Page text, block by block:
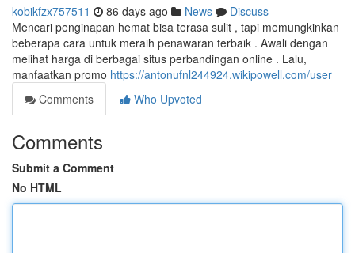
kobikfzx757511 86 days ago News
Discuss
Mencari penginapan hemat bisa terasa sulit , tapi memungkinkan
beberapa cara untuk meraih penawaran terbaik . Awali dengan
melihat harga di berbagai situs perbandingan online . Lalu,
manfaatkan promo https://antonufnl244924.wikipowell.com/user
Comments
Who Upvoted
Comments
Submit a Comment
No HTML